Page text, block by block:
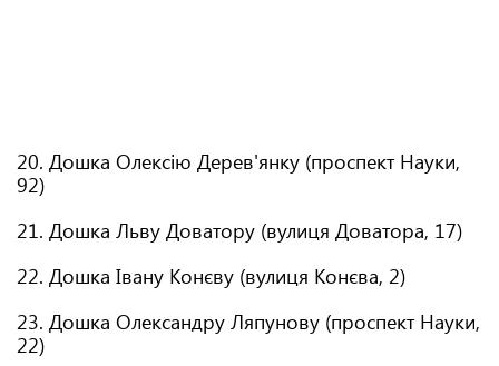
20. Дошка Олексію Дерев'янку (проспект Науки,
92)
21. Дошка Льву Доватору (вулиця Доватора, 17)
22. Дошка Івану Конєву (вулиця Конєва, 2)
23. Дошка Олександру Ляпунову (проспект Науки,
22)